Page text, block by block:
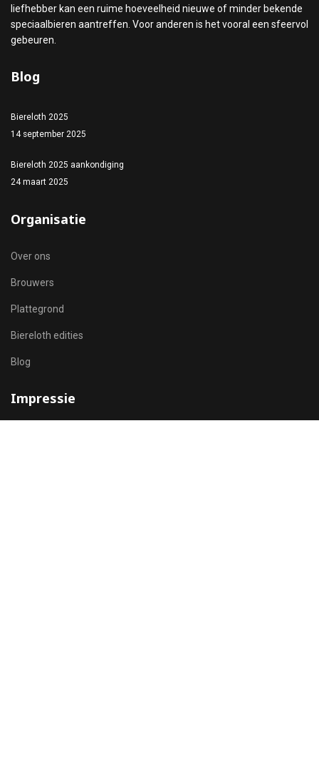
liefhebber kan een ruime hoeveelheid nieuwe of minder bekende
speciaalbieren aantreffen. Voor anderen is het vooral een sfeervol
gebeuren.
Blog
Biereloth 2025
14 september 2025
Biereloth 2025 aankondiging
24 maart 2025
Organisatie
Over ons
Brouwers
Plattegrond
Biereloth edities
Blog
Impressie